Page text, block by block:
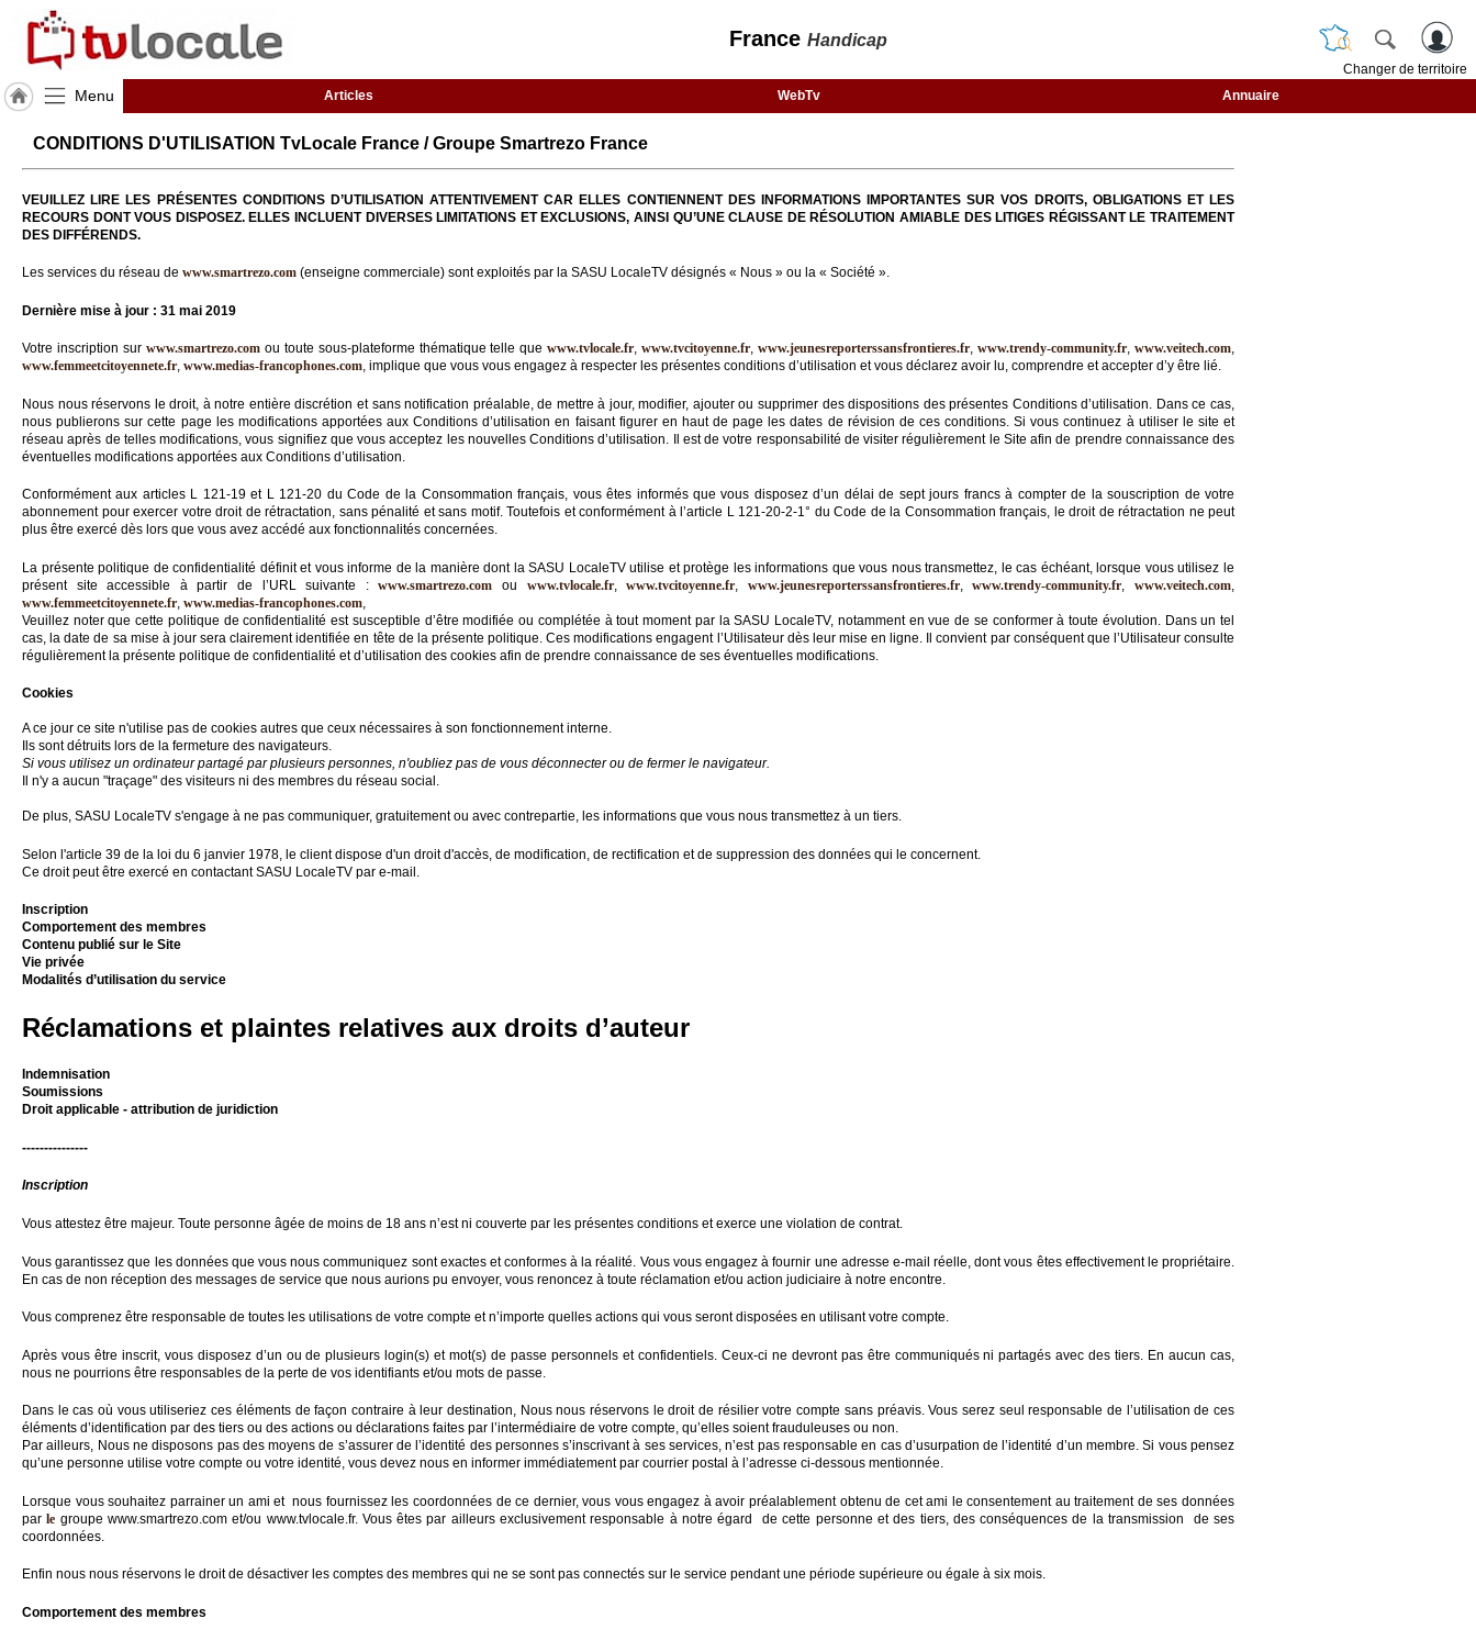
France Handicap
Changer de territoire
Menu Articles WebTv Annuaire
J'adhère
Hulcoq
TvLocale
France
Accueil
Gazette
Vidéos
Médias
du
groupe
Blogs
Prémium
Inscription
annuaire
éditeur
CONDITIONS D'UTILISATION TvLocale France / Groupe Smartrezo France
VEUILLEZ LIRE LES PRÉSENTES CONDITIONS D’UTILISATION ATTENTIVEMENT CAR ELLES CONTIENNENT DES INFORMATIONS IMPORTANTES SUR VOS DROITS, OBLIGATIONS ET LES
RECOURS DONT VOUS DISPOSEZ. ELLES INCLUENT DIVERSES LIMITATIONS ET EXCLUSIONS, AINSI QU’UNE CLAUSE DE RÉSOLUTION AMIABLE DES LITIGES RÉGISSANT LE TRAITEMENT
DES DIFFÉRENDS.
Les services du réseau de www.smartrezo.com (enseigne commerciale) sont exploités par la SASU LocaleTV désignés « Nous » ou la « Société ».
Dernière mise à jour : 31 mai 2019
Votre inscription sur www.smartrezo.comou toute sous-plateforme thématique telle quewww.tvlocale.fr,www.tvcitoyenne.fr,www.jeunesreporterssansfrontieres.fr,www.trendy-community.fr,www.veitech.com,
www.femmeetcitoyennete.fr, www.medias-francophones.com, implique que vous vous engagez à respecter les présentes conditions d’utilisation et vous déclarez avoir lu, comprendre et accepter d’y être lié.
Nous nous réservons le droit, à notre entière discrétion et sans notification préalable, de mettre à jour, modifier, ajouter ou supprimer des dispositions des présentes Conditions d’utilisation. Dans ce cas,
nous publierons sur cette page les modifications apportées aux Conditions d’utilisation en faisant figurer en haut de page les dates de révision de ces conditions. Si vous continuez à utiliser le site et
réseau après de telles modifications, vous signifiez que vous acceptez les nouvelles Conditions d’utilisation. Il est de votre responsabilité de visiter régulièrement le Site afin de prendre connaissance des
éventuelles modifications apportées aux Conditions d’utilisation.
Conformément aux articles L 121-19 et L 121-20 du Code de la Consommation français, vous êtes informés que vous disposez d’un délai de sept jours francs à compter de la souscription de votre
abonnement pour exercer votre droit de rétractation, sans pénalité et sans motif. Toutefois et conformément à l’article L 121-20-2-1° du Code de la Consommation français, le droit de rétractation ne peut
plus être exercé dès lors que vous avez accédé aux fonctionnalités concernées.
La présente politique de confidentialité définit et vous informe de la manière dont la SASU LocaleTV utilise et protège les informations que vous nous transmettez, le cas échéant, lorsque vous utilisez le
présent site accessible à partir de l’URL suivante :www.smartrezo.com ou www.tvlocale.fr,www.tvcitoyenne.fr, www.jeunesreporterssansfrontieres.fr,www.trendy-community.fr,www.veitech.com,
www.femmeetcitoyennete.fr, www.medias-francophones.com,
Veuillez noter que cette politique de confidentialité est susceptible d’être modifiée ou complétée à tout moment par la SASU LocaleTV, notamment en vue de se conformer à toute évolution. Dans un tel
cas, la date de sa mise à jour sera clairement identifiée en tête de la présente politique. Ces modifications engagent l’Utilisateur dès leur mise en ligne. Il convient par conséquent que l’Utilisateur consulte
régulièrement la présente politique de confidentialité et d’utilisation des cookies afin de prendre connaissance de ses éventuelles modifications.
Cookies
A ce jour ce site n'utilise pas de cookies autres que ceux nécessaires à son fonctionnement interne.
Ils sont détruits lors de la fermeture des navigateurs.
Si vous utilisez un ordinateur partagé par plusieurs personnes, n'oubliez pas de vous déconnecter ou de fermer le navigateur.
Il n'y a aucun "traçage" des visiteurs ni des membres du réseau social.
De plus, SASU LocaleTV s'engage à ne pas communiquer, gratuitement ou avec contrepartie, les informations que vous nous transmettez à un tiers.
Selon l'article 39 de la loi du 6 janvier 1978, le client dispose d'un droit d'accès, de modification, de rectification et de suppression des données qui le concernent.
Ce droit peut être exercé en contactant SASU LocaleTV par e-mail.
Inscription
Comportement des membres
Contenu publié sur le Site
Vie privée
Modalités d’utilisation du service
Réclamations et plaintes relatives aux droits d’auteur
Indemnisation
Soumissions
Droit applicable - attribution de juridiction
---------------
Inscription
Vous attestez être majeur. Toute personne âgée de moins de 18 ans n’est ni couverte par les présentes conditions et exerce une violation de contrat.
Vous garantissez que les données que vous nous communiquez sont exactes et conformes à la réalité. Vous vous engagez à fournir une adresse e-mail réelle, dont vous êtes effectivement le propriétaire.
En cas de non réception des messages de service que nous aurions pu envoyer, vous renoncez à toute réclamation et/ou action judiciaire à notre encontre.
Vous comprenez être responsable de toutes les utilisations de votre compte et n’importe quelles actions qui vous seront disposées en utilisant votre compte.
Après vous être inscrit, vous disposez d’un ou de plusieurs login(s) et mot(s) de passe personnels et confidentiels. Ceux-ci ne devront pas être communiqués ni partagés avec des tiers. En aucun cas,
nous ne pourrions être responsables de la perte de vos identifiants et/ou mots de passe.
Dans le cas où vous utiliseriez ces éléments de façon contraire à leur destination, Nous nous réservons le droit de résilier votre compte sans préavis. Vous serez seul responsable de l’utilisation de ces
éléments d’identification par des tiers ou des actions ou déclarations faites par l’intermédiaire de votre compte, qu’elles soient frauduleuses ou non.
Par ailleurs, Nous ne disposons pas des moyens de s’assurer de l’identité des personnes s’inscrivant à ses services, n’est pas responsable en cas d’usurpation de l’identité d’un membre. Si vous pensez
qu’une personne utilise votre compte ou votre identité, vous devez nous en informer immédiatement par courrier postal à l’adresse ci-dessous mentionnée.
Lorsque vous souhaitez parrainer un ami et nous fournissez les coordonnées de ce dernier, vous vous engagez à avoir préalablement obtenu de cet ami le consentement au traitement de ses données
parle groupe www.smartrezo.com et/ou www.tvlocale.fr. Vous êtes par ailleurs exclusivement responsable à notre égard de cette personne et des tiers, des conséquences de la transmission de ses
coordonnées.
Enfin nous nous réservons le droit de désactiver les comptes des membres qui ne se sont pas connectés sur le service pendant une période supérieure ou égale à six mois.
Comportement des membres